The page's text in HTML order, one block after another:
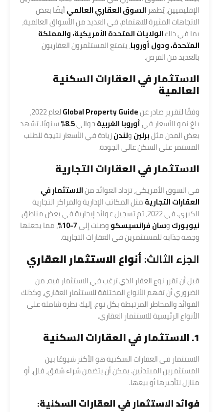
الإقليميين، يُظهر السوق العقاري العالميأيضًا بعض
الاتجاهات المثيرة للاهتمام. في العديد من الأسواق العالمية،
بما في ذلكالولايات المتحدة الأمريكية، والمملكة
المتحدة، ودول أوروبا، يتمتع المستثمرون العقاريون
بالعديد من الفرص.
الاستثمار في العقارات السكنية
العالمية
وفقًا لتقرير صادر عنGlobal Property Guide
لعام 2022،
بلغ نمو الأسعار فيأوروبا الغربيةحوالي8.5% سنويًا. تشهد
بعض المدن مثلبرلينولندنزيادة في الأسعار نتيجة للطلب
المستمر على السكن عالي الجودة.
الاستثمار في العقارات التجارية
في السوق الأمريكي، تزداد العوائد منالاستثمار في
العقارات التجاريةمثل المكاتب الإدارية والمراكز التجارية
الكبرى. في 2022، تم تسجيل عوائد إيجارية في بعض مناطق
نيويوركوسان فرانسيسكووصلت إلى7-10%
، مما يجعلها
وجهة جذابة للمستثمرين في العقارات التجارية.
الجزء الثالث:أنواع الاستثمار العقاري
قبل أن تقرر نوع العقار الذي ترغب في الاستثمار فيه، من
الضروري أن تفهم الأنواع المختلفة للاستثمار العقاري، وكذلك
الفوائد والمخاطر المرتبطة بكل نوع. إليك نظرة شاملة على
الأنواع الرئيسية للاستثمار العقاري.
1. الاستثمار في العقارات السكنية
الاستثمار في العقارات السكنية هو الأكثر شيوعًا بين
المستثمرين المبتدئين. يمكن أن يتضمن شراء شقق، فلل، أو
منازل لتأجيرها أو بيعها.
فوائد الاستثمار في العقارات السكنية: